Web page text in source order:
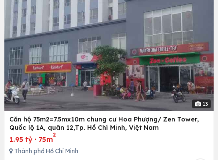
13
Căn hộ 75m2=7.5mx10m chung cư Hoa Phượng/ Zen Tower,
Quốc lộ 1A, quân 12,Tp. Hồ Chí Minh, Việt Nam
1.95 tỷ · 75m
2
Thành phố Hồ Chí Minh